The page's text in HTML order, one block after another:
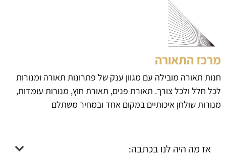
מרכז התאורה
חנות תאורה מובילה עם מגוון ענק של פתרונות תאורה ומנורות
לכל חלל ולכל צורך. תאורת פנים, תאורת חוץ, מנורות עומדות,
מנורות שולחן איכותיים במקום אחד ובמחיר משתלם
אז מה היה לנו בכתבה: